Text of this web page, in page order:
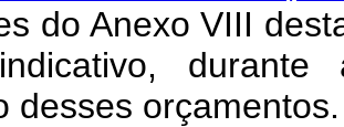
do Anexo VIII
desses orçamentos.